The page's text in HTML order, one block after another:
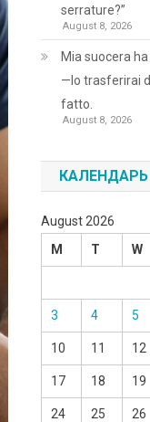
serrature?”
August 8, 2026
Mia suocera
—lo trasferirai
fatto.
August 8, 2026
КАЛЕНДАРЬ
August 2026
M
T W
3 4 5
10 11 12
17 18 19
24 25 26